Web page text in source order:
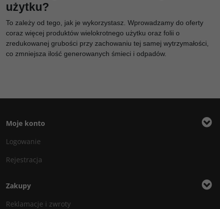
użytku?
To zależy od tego, jak je wykorzystasz. Wprowadzamy do oferty
coraz więcej produktów wielokrotnego użytku oraz folii o
zredukowanej grubości przy zachowaniu tej samej wytrzymałości,
co zmniejsza ilość generowanych śmieci i odpadów.
Moje konto
Logowanie
Rejestracja
Zakupy
Reklamacje i zwroty